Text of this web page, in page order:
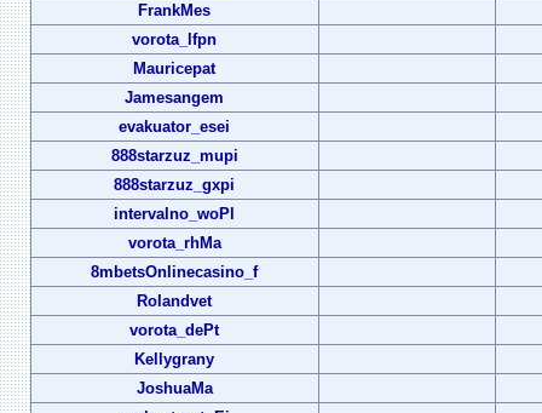
FrankMes
vorota_lfpn
Mauricepat
Jamesangem
evakuator_esei
888starzuz_mupi
888starzuz_gxpi
intervalno_woPl
vorota_rhMa
8mbetsOnlinecasino_f
Rolandvet
vorota_dePt
Kellygrany
JoshuaMa